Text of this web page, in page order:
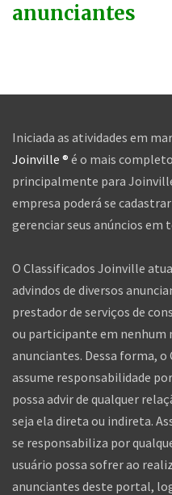
anunciantes
Iniciada as atividades em
Joinville ® é o mais
principalmente para
empresa poderá se
gerenciar seus anúncios em
O Classificados Joinville
advindos de diversos
prestador de serviços de
ou participante em nenhum
anunciantes. Dessa forma,
assume responsabilidade
possa advir de qualquer
seja ela direta ou indireta.
se responsabiliza por
usuário possa sofrer ao
anunciantes deste portal,